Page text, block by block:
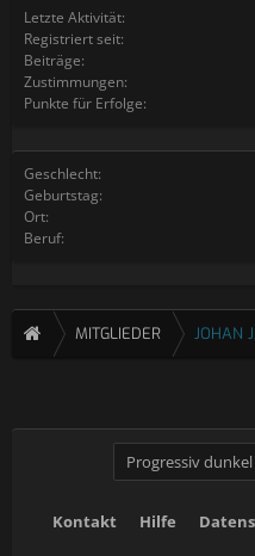
Letzte Aktivität:
Registriert seit:
Beiträge:
Zustimmungen:
Punkte für Erfolge:
Geschlecht:
Geburtstag:
Ort:
Beruf:
MITGLIEDER JOHAN
Progressiv dunkel
Kontakt Hilfe